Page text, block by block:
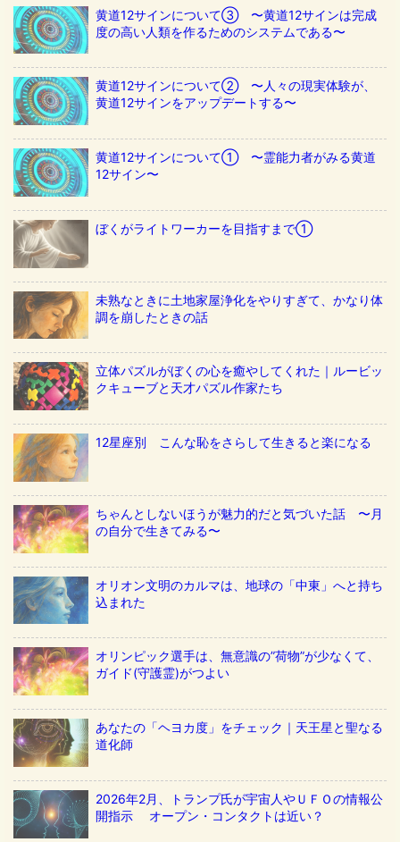
黄道12サインについて③ 〜黄道12サインは完成
度の高い人類を作るためのシステムである〜
黄道12サインについて② 〜人々の現実体験が、
黄道12サインをアップデートする〜
黄道12サインについて① 〜霊能力者がみる黄道
12サイン〜
ぼくがライトワーカーを目指すまで①
未熟なときに土地家屋浄化をやりすぎて、かなり体
調を崩したときの話
立体パズルがぼくの心を癒やしてくれた｜ルービッ
クキューブと天才パズル作家たち
12星座別 こんな恥をさらして生きると楽になる
ちゃんとしないほうが魅力的だと気づいた話 〜月
の自分で生きてみる〜
オリオン文明のカルマは、地球の「中東」へと持ち
込まれた
オリンピック選手は、無意識の”荷物”が少なくて、
ガイド(守護霊)がつよい
あなたの「ヘヨカ度」をチェック｜天王星と聖なる
道化師
2026年2月、トランプ氏が宇宙人やＵＦＯの情報公
開指示 オープン・コンタクトは近い？